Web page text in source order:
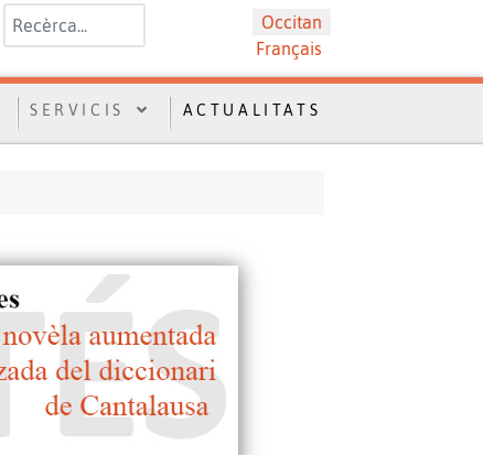
Valider Sélectionnez votre langue
Occitan
Français
SERVICIS ACTUALITATS